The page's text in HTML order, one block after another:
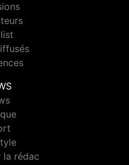
la rédac